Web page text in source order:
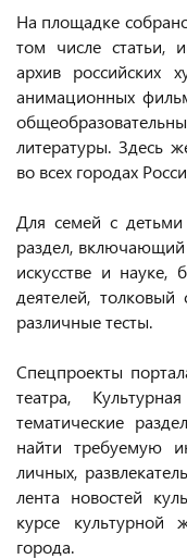
На площадке
том числе статьи,
архив российских
анимационных
литературы. Здесь
во всех городах
Для семей с детьми
раздел,
искусстве и науке,
деятелей, толковый
различные тесты.
Спецпроекты
театра,
тематические
найти требуемую
личных,
лента новостей
курсе
города.